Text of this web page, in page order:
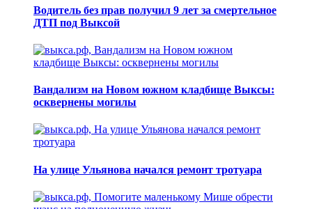
Водитель без прав получил 9 лет за смертельное
ДТП под Выксой
Вандализм на Новом южном кладбище Выксы:
осквернены могилы
На улице Ульянова начался ремонт тротуара